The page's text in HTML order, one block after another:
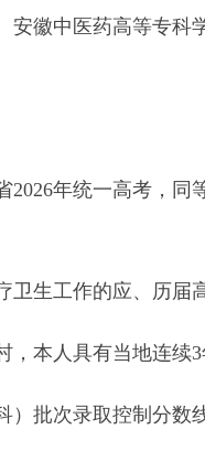
徽中医药高等专科
年统一高考，同
生工作的应、历届
本人具有当地连续3
批次录取控制分数